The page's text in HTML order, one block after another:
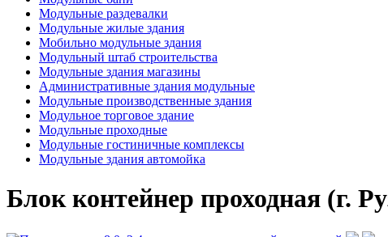
Модульные раздевалки
Модульные жилые здания
Мобильно модульные здания
Модульный штаб строительства
Модульные здания магазины
Административные здания модульные
Модульные производственные здания
Модульное торговое здание
Модульные проходные
Модульные гостиничные комплексы
Модульные здания автомойка
Блок контейнер проходная (г.